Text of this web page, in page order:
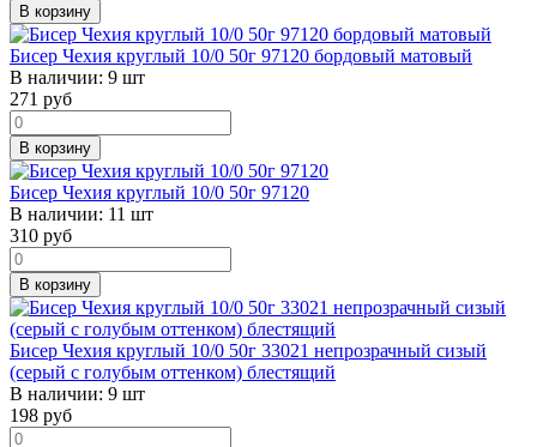
В корзину
Бисер Чехия круглый 10/0 50г 97120 бордовый матовый
В наличии: 9 шт
271 руб
В корзину
Бисер Чехия круглый 10/0 50г 97120
В наличии: 11 шт
310 руб
В корзину
Бисер Чехия круглый 10/0 50г 33021 непрозрачный сизый
(серый с голубым оттенком) блестящий
В наличии: 9 шт
198 руб